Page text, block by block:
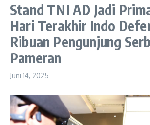
Stand TNI AD Jadi
Hari Terakhir Indo
Ribuan Pengunjung
Pameran
Juni 14, 2025